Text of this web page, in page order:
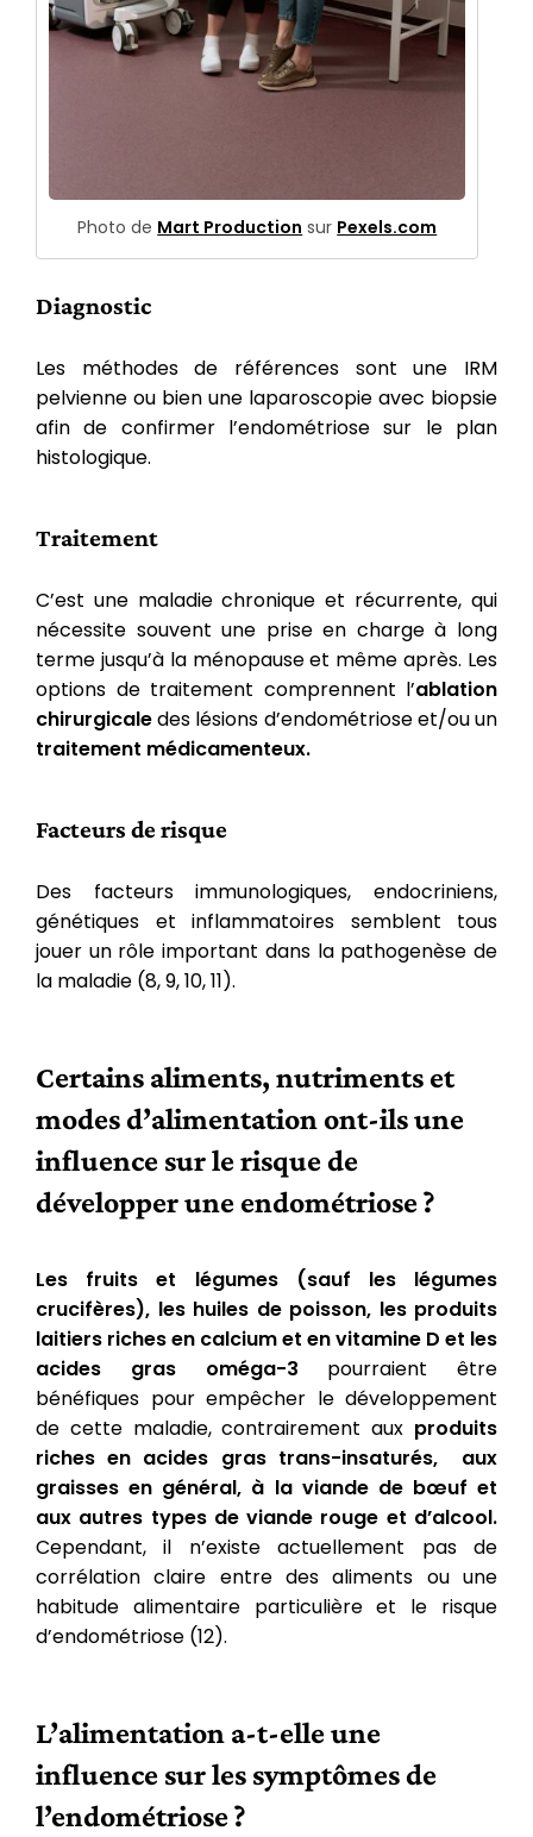
Photo de Mart Production sur Pexels.com
Diagnostic
Les méthodes de références sont une IRM
pelvienne ou bien une laparoscopie avec biopsie
afin de confirmer l’endométriose sur le plan
histologique.
Traitement
C’est une maladie chronique et récurrente, qui
nécessite souvent une prise en charge à long
terme jusqu’à la ménopause et même après. Les
options de traitement comprennent l’ablation
chirurgicaledes lésions d’endométriose et/ou un
traitement médicamenteux.
Facteurs de risque
Des facteurs immunologiques, endocriniens,
génétiques et inflammatoires semblent tous
jouer un rôle important dans la pathogenèse de
la maladie (8, 9, 10, 11).
Certains aliments, nutriments et
modes d’alimentation ont-ils une
influence sur le risque de
développer une endométriose ?
Les fruits et légumes (sauf les légumes
crucifères), les huiles de poisson, les produits
laitiers riches en calcium et en vitamine D et les
acides gras oméga-3 pourraient être
bénéfiques pour empêcher le développement
de cette maladie, contrairement aux produits
riches en acides gras trans-insaturés, aux
graisses en général, à la viande de bœuf et
aux autres types de viande rouge et d’alcool.
Cependant, il n’existe actuellement pas de
corrélation claire entre des aliments ou une
habitude alimentaire particulière et le risque
d’endométriose (12).
L’alimentation a-t-elle une
influence sur les symptômes de
l’endométriose ?